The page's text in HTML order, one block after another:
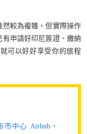
較為複雜，但實際操作
申請好印尼簽證、繳納
可以好好享受你的旅程
中心 Airbnb、